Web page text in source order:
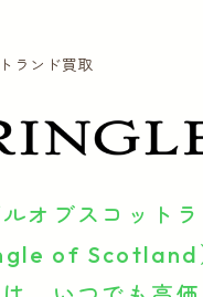
ランド買取
オブスコット
of Scotland